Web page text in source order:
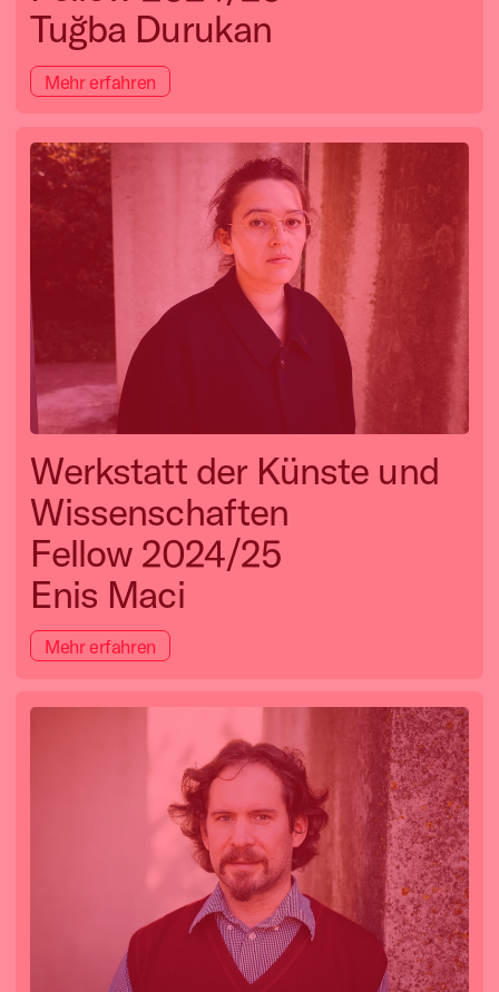
Tuğba Durukan
Mehr erfahren
Werkstatt der Künste und
Wissenschaften
Fellow 2024/25
Enis Maci
Mehr erfahren